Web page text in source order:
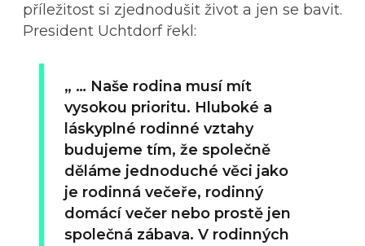
příležitost si zjednodušit život a jen se bavit.
President Uchtdorf řekl:
„ … Naše rodina musí mít
vysokou prioritu. Hluboké a
láskyplné rodinné vztahy
budujeme tím, že společně
děláme jednoduché věci jako
je rodinná večeře, rodinný
domácí večer nebo prostě jen
společná zábava. V rodinných